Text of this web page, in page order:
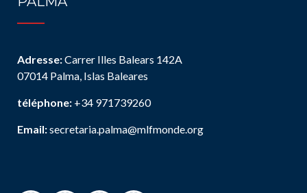
Adresse:Carrer Illes Balears 142A
07014 Palma, Islas Baleares
téléphone: +34 971739260
Email:secretaria.palma@mlfmonde.org